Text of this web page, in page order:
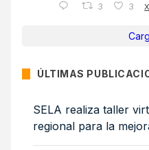
3
3 X
ÚLTIMAS
SELA realiza taller
regional para la
medidas sanitarias y